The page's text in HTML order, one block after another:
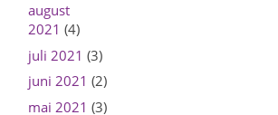
august
2021 (4)
juli 2021 (3)
juni 2021 (2)
mai 2021 (3)